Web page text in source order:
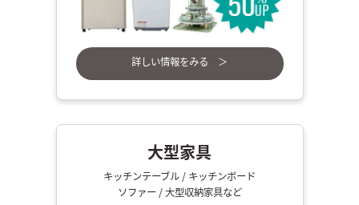
詳しい情報をみる ＞
大型家具
キッチンテーブル / キッチンボード
ソファー / 大型収納家具など